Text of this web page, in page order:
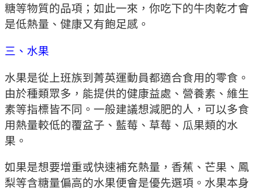
糖等物質的品項；如此一來，你吃下的牛肉乾才會
是低熱量、健康又有飽足感。
三、水果
水果是從上班族到菁英運動員都適合食用的零食。
由於種類眾多，能提供的健康益處、營養素、維生
素等指標皆不同。一般建議想減肥的人，可以多食
用熱量較低的覆盆子、藍莓、草莓、瓜果類的水
果。
如果是想要增重或快速補充熱量，香蕉、芒果、鳳
梨等含糖量偏高的水果便會是優先選項。水果本身